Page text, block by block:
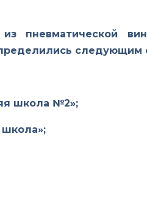
пневматической
следующим
школа №2»;
школа»;